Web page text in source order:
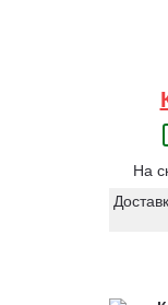
На